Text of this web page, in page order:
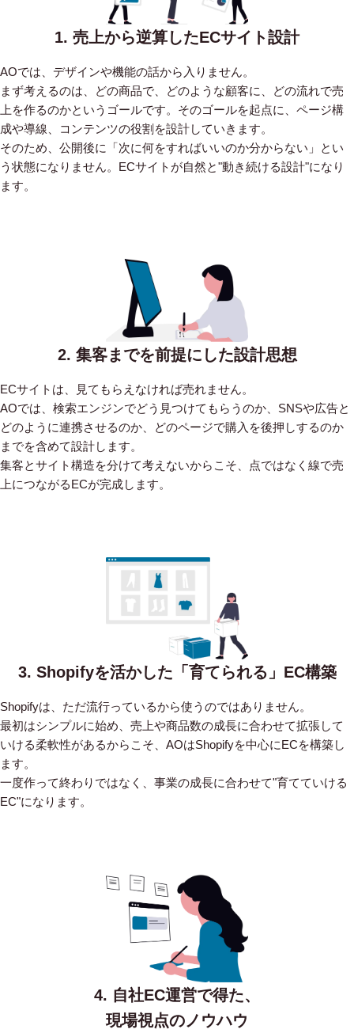
1. 売上から逆算したECサイト設計
AOでは、デザインや機能の話から入りません。
まず考えるのは、どの商品で、どのような顧客に、どの流れで売
上を作るのかというゴールです。そのゴールを起点に、ページ構
成や導線、コンテンツの役割を設計していきます。
そのため、公開後に「次に何をすればいいのか分からない」とい
う状態になりません。ECサイトが自然と"動き続ける設計"になり
ます。
2. 集客までを前提にした設計思想
ECサイトは、見てもらえなければ売れません。
AOでは、検索エンジンでどう見つけてもらうのか、SNSや広告と
どのように連携させるのか、どのページで購入を後押しするのか
までを含めて設計します。
集客とサイト構造を分けて考えないからこそ、点ではなく線で売
上につながるECが完成します。
3. Shopifyを活かした「育てられる」EC構築
Shopifyは、ただ流行っているから使うのではありません。
最初はシンプルに始め、売上や商品数の成長に合わせて拡張して
いける柔軟性があるからこそ、AOはShopifyを中心にECを構築し
ます。
一度作って終わりではなく、事業の成長に合わせて"育てていける
EC"になります。
4. 自社EC運営で得た、
現場視点のノウハウ